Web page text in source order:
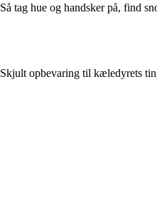
Så tag hue og handsker på, find
Skjult opbevaring til kæledyrets